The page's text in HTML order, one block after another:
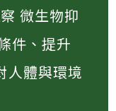
微生物抑
件、提升
人體與環境